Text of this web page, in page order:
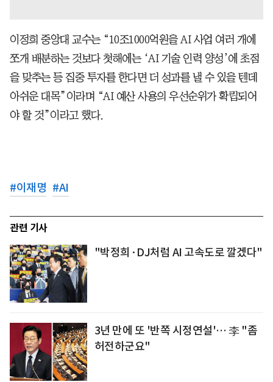
이정희 중앙대 교수는 “10조1000억원을 AI 사업 여러 개에
쪼개 배분하는 것보다 첫해에는 ‘AI 기술 인력 양성’에 초점
을 맞추는 등 집중 투자를 한다면 더 성과를 낼 수 있을 텐데
아쉬운 대목”이라며 “AI 예산 사용의 우선순위가 확립되어
야 할 것”이라고 했다.
#이재명 #AI
관련 기사
"박정희·DJ처럼 AI 고속도로 깔겠다"
3년 만에 또 '반쪽 시정연설'… 李 "좀
허전하군요"